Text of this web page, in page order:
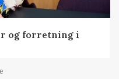
og forretning i